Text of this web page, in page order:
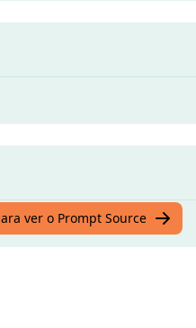
ver o Prompt Source